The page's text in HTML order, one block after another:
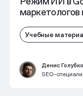
маркетологов
Учебные
Денис
SEO-